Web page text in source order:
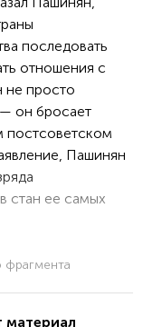
последовать
отношения с
не просто
он бросает
постсоветском
Пашинян
стан ее самых
фрагмента
материал